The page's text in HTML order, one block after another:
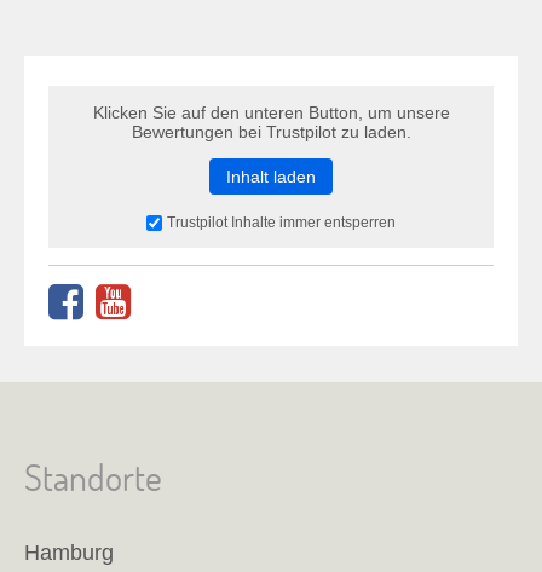
Klicken Sie auf den unteren Button, um unsere
Bewertungen bei Trustpilot zu laden.
Inhalt laden
Trustpilot Inhalte immer entsperren
Standorte
Hamburg